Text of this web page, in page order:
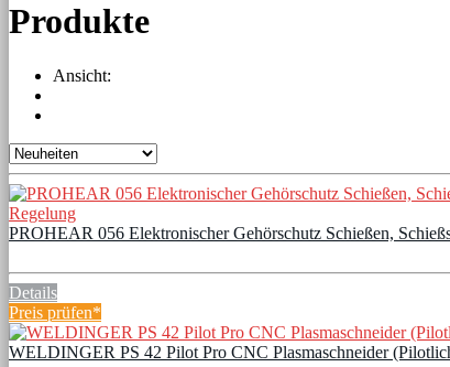
Produkte
Ansicht:
PROHEAR 056 Elektronischer Gehörschutz Schießen,
Details
Preis prüfen*
WELDINGER PS 42 Pilot Pro CNC Plasmaschneider